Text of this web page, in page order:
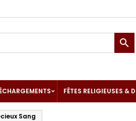

FÊTES RELIGIEUSES &
Sang